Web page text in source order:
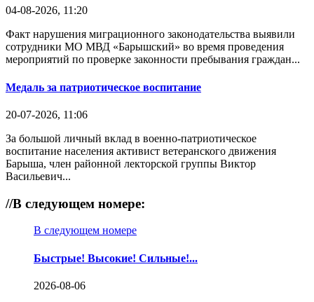
04-08-2026, 11:20
Факт нарушения миграционного законодательства выявили
сотрудники МО МВД «Барышский» во время проведения
мероприятий по проверке законности пребывания граждан...
Медаль за патриотическое воспитание
20-07-2026, 11:06
За большой личный вклад в военно-патриотическое
воспитание населения активист ветеранского движения
Барыша, член районной лекторской группы Виктор
Васильевич...
//В следующем номере:
В следующем номере
Быстрые! Высокие! Сильные!...
2026-08-06